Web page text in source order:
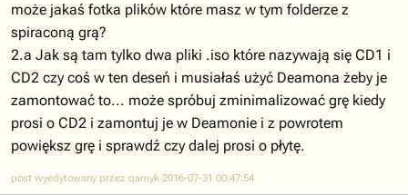
może jakaś fotka plików które masz w tym folderze z
spiraconą grą?
2.a Jak są tam tylko dwa pliki .iso które nazywają się CD1 i
CD2 czy coś w ten deseń i musiałaś użyć Deamona żeby je
zamontować to... może spróbuj zminimalizować grę kiedy
prosi o CD2 i zamontuj je w Deamonie i z powrotem
powiększ grę i sprawdź czy dalej prosi o płytę.
post wyedytowany przez qamyk 2016-07-31 00:47:54